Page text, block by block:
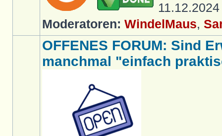
Moderatoren: WindelMaus,
OFFENES FORUM: Sind
manchmal "einfach